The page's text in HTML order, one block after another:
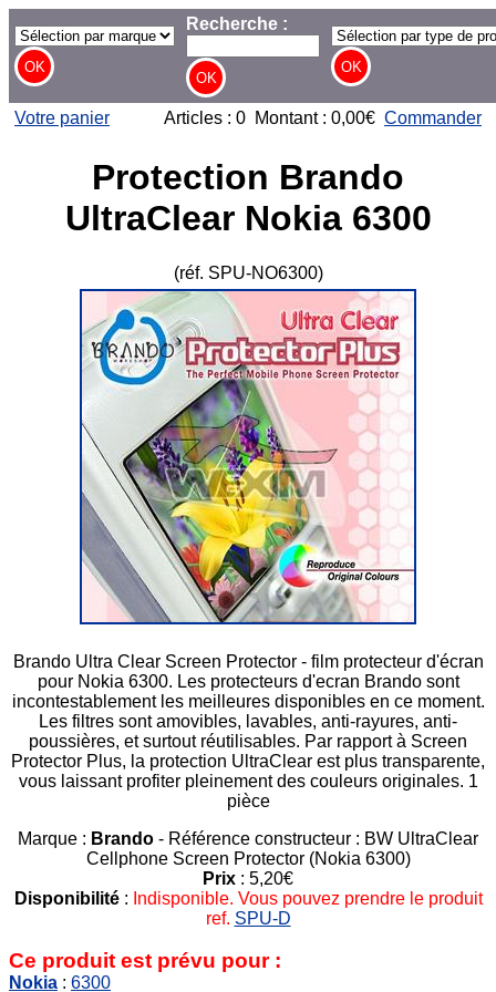
Recherche :
Votre panier Articles : 0 Montant : 0,00€ Commander
Protection Brando
UltraClear Nokia 6300
(réf. SPU-NO6300)
Brando Ultra Clear Screen Protector - film protecteur d'écran
pour Nokia 6300. Les protecteurs d'ecran Brando sont
incontestablement les meilleures disponibles en ce moment.
Les filtres sont amovibles, lavables, anti-rayures, anti-
poussières, et surtout réutilisables. Par rapport à Screen
Protector Plus, la protection UltraClear est plus transparente,
vous laissant profiter pleinement des couleurs originales. 1
pièce
Marque : Brando - Référence constructeur : BW UltraClear
Cellphone Screen Protector (Nokia 6300)
Prix : 5,20€
Disponibilité: Indisponible. Vous pouvez prendre le produit
ref. SPU-D
Ce produit est prévu pour :
Nokia : 6300